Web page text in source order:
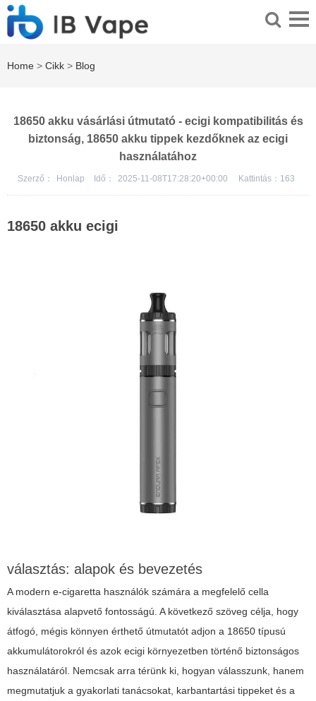
Home > Cikk > Blog
18650 akku vásárlási útmutató - ecigi kompatibilitás és
biztonság, 18650 akku tippek kezdőknek az ecigi
használatához
Szerző： Honlap Idő： 2025-11-08T17:28:20+00:00 Kattintás： 163
18650 akku ecigi
választás: alapok és bevezetés
A modern e-cigaretta használók számára a megfelelő cella
kiválasztása alapvető fontosságú. A következő szöveg célja, hogy
átfogó, mégis könnyen érthető útmutatót adjon a 18650 típusú
akkumulátorokról és azok ecigi környezetben történő biztonságos
használatáról. Nemcsak arra térünk ki, hogyan válasszunk, hanem
megmutatjuk a gyakorlati tanácsokat, karbantartási tippeket és a